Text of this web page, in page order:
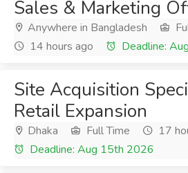
Sales & Marketing
Anywhere in Bangladesh
14 hours ago
Deadline:
Site Acquisition
Retail Expansion
Dhaka Full Time
17
Deadline: Aug 15th 2026